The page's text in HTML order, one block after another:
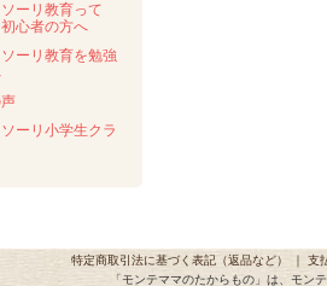
ーリ教育って
心者の方へ
ーリ教育を勉強
ーリ小学生クラ
特定商取引法に基づく表記（返品など） ｜ 支
「モンテママのたからもの」は、モン